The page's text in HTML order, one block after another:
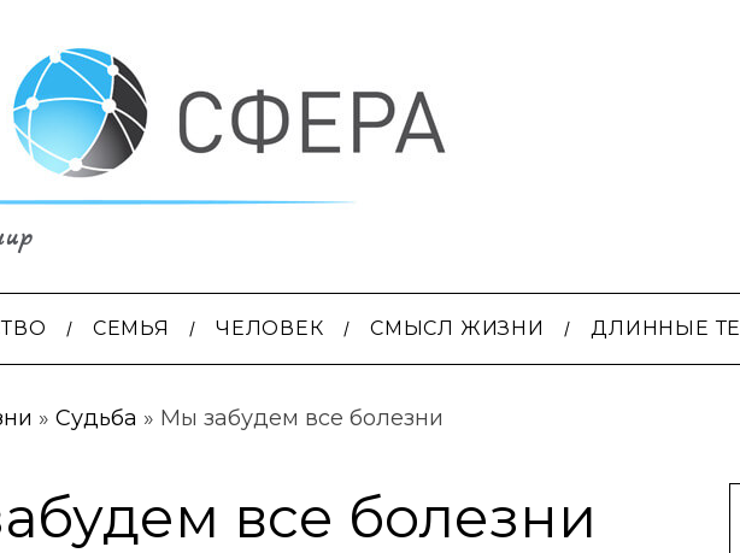
СЕМЬЯ ЧЕЛОВЕК СМЫСЛ ЖИЗНИ ДЛИННЫЕ
» Судьба » Мы забудем все болезни
все болезни